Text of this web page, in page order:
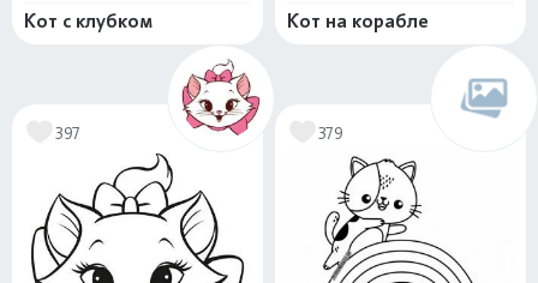
Кот с клубком Кот на корабле
397 379